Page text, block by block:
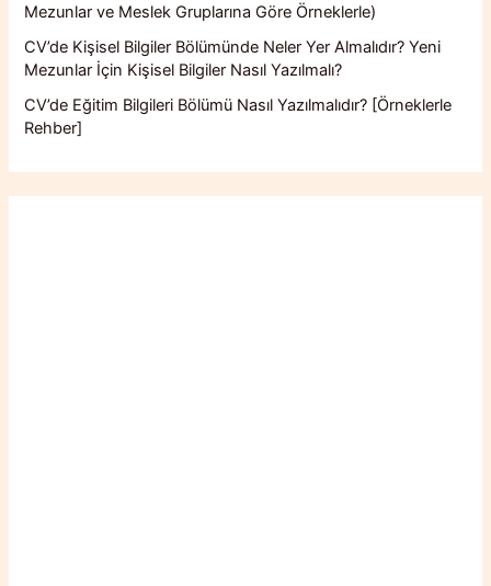
Mezunlar ve Meslek Gruplarına Göre Örneklerle)
CV’de Kişisel Bilgiler Bölümünde Neler Yer Almalıdır? Yeni
Mezunlar İçin Kişisel Bilgiler Nasıl Yazılmalı?
CV’de Eğitim Bilgileri Bölümü Nasıl Yazılmalıdır? [Örneklerle
Rehber]